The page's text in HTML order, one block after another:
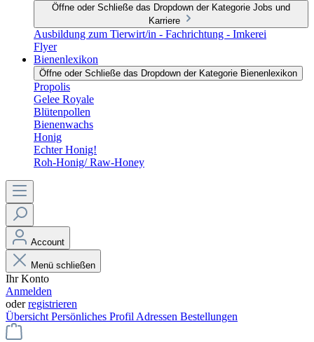
Öffne oder Schließe das Dropdown der Kategorie Jobs und
Karriere
Ausbildung zum Tierwirt/in - Fachrichtung - Imkerei
Flyer
Bienenlexikon
Öffne oder Schließe das Dropdown der Kategorie Bienenlexikon
Propolis
Gelee Royale
Blütenpollen
Bienenwachs
Honig
Echter Honig!
Roh-Honig/ Raw-Honey
Account
Menü schließen
Ihr Konto
Anmelden
oderregistrieren
Übersicht Persönliches Profil Adressen Bestellungen